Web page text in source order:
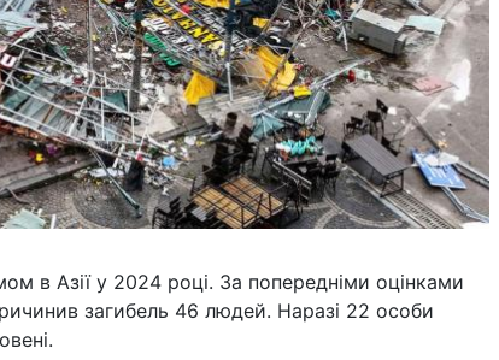
в Азії у 2024 році. За попередніми оцінками
загибель 46 людей. Наразі 22 особи